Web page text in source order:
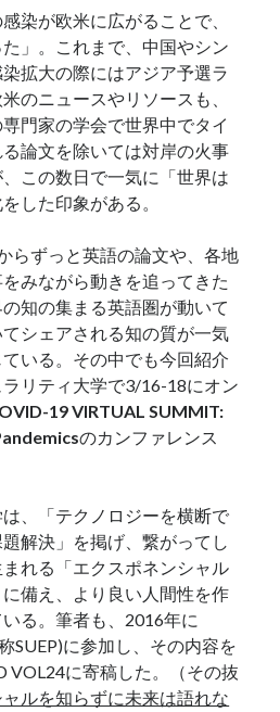
染が欧米に広がることで、
」。これまで、中国やシン
拡大の際にはアジア予選ラ
のニュースやリソースも、
門家の学会で世界中でタイ
論文を除いては対岸の火事
この数日で一気に「世界は
した印象がある。
らずっと英語の論文や、各地
みながら動きを追ってきた
知の集まる英語圏が動いて
シェアされる知の質が一気
いる。その中でも今回紹介
リティ大学で3/16-18にオン
19 VIRTUAL SUMMIT:
のカンファレンス
、「テクノロジーを横断で
解決」を掲げ、繋がってし
れる「エクスポネンシャル
備え、より良い人間性を作
る。筆者も、2016年に
SUEP)に参加し、その内容を
VOL24に寄稿した。（その抜
ルを知らずに未来は語れな